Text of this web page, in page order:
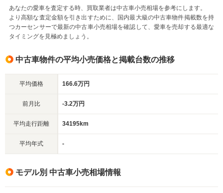
あなたの愛車を査定する時、買取業者は中古車小売相場を参考にします。
より高額な査定金額を引き出すために、国内最大級の中古車物件掲載数を持
つカーセンサーで最新の中古車小売相場を確認して、愛車を売却する最適な
タイミングを見極めましょう。
中古車物件の平均小売価格と掲載台数の推移
平均価格 166.6万円
前月比 -3.2万円
平均走行距離 34195km
平均年式 -
モデル別 中古車小売相場情報